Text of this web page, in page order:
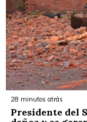
28 minutos atrás
Presidente del